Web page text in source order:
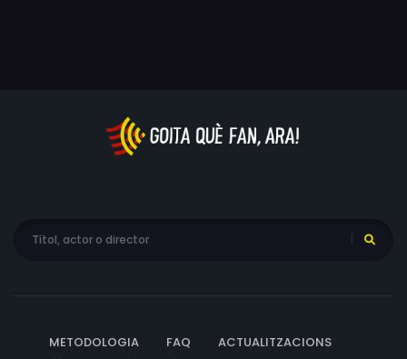
METODOLOGIA FAQ
ACTUALITZACIONS